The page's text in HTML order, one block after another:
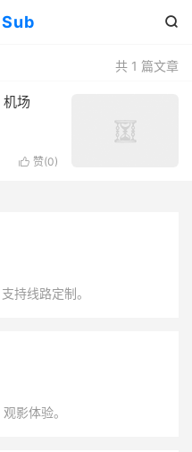

共 1 篇文章
场
 赞(0)
持线路定制。
影体验。